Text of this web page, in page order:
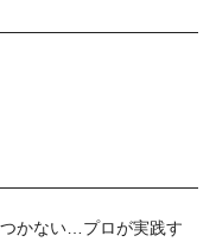
かない…プロが実践す